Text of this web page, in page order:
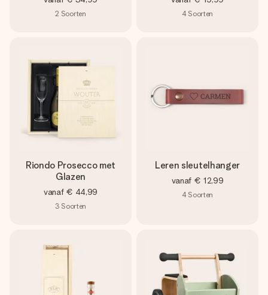
2 Soorten 4 Soorten
Riondo Prosecco met
Glazen
vanaf € 44,99
3 Soorten
Leren sleutelhanger
vanaf € 12,99
4 Soorten